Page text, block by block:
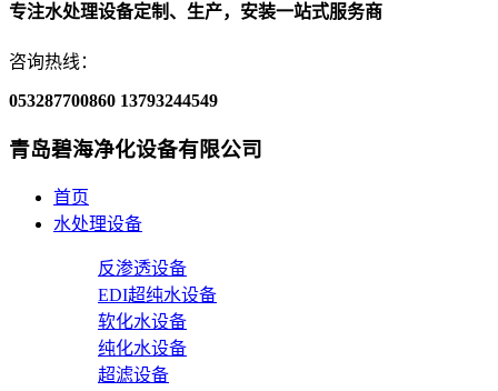
专注水处理设备定制、生产，安装一站式服务商
咨询热线：
053287700860 13793244549
青岛碧海净化设备有限公司
首页
水处理设备
反渗透设备
EDI超纯水设备
软化水设备
纯化水设备
超滤设备